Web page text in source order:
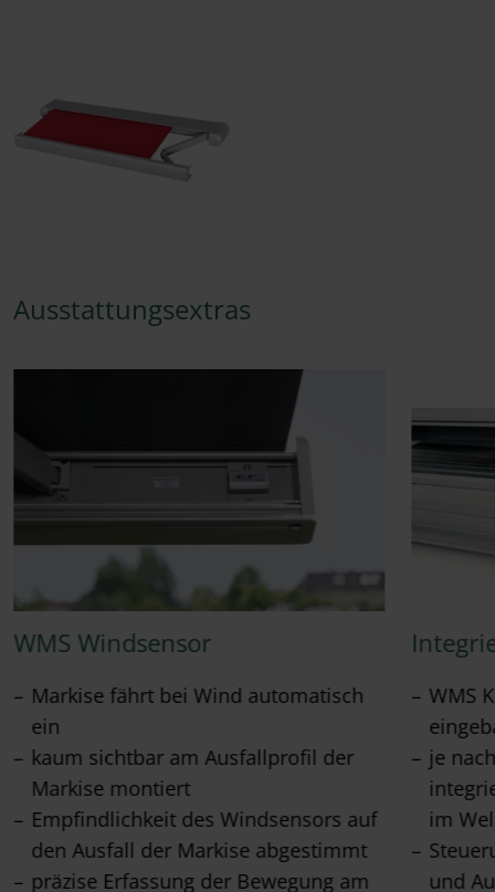
Ausstattungsextras
WMS Windsensor
Markise fährt bei Wind automatisch
ein
kaum sichtbar am Ausfallprofil der
Markise montiert
Empfindlichkeit des Windsensors auf
den Ausfall der Markise abgestimmt
präzise Erfassung der Bewegung am
WMS
je
im
und